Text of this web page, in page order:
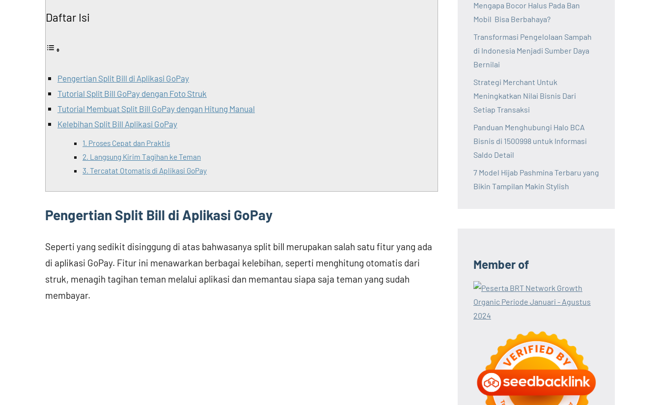
Daftar Isi
Pengertian Split Bill di Aplikasi GoPay
Tutorial Split Bill GoPay dengan Foto Struk
Tutorial Membuat Split Bill GoPay dengan Hitung Manual
Kelebihan Split Bill Aplikasi GoPay
1. Proses Cepat dan Praktis
2. Langsung Kirim Tagihan ke Teman
3. Tercatat Otomatis di Aplikasi GoPay
Pengertian Split Bill di Aplikasi GoPay
Seperti yang sedikit disinggung di atas bahwasanya split bill merupakan salah satu fitur yang ada
di aplikasi GoPay. Fitur ini menawarkan berbagai kelebihan, seperti menghitung otomatis dari
struk, menagih tagihan teman melalui aplikasi dan memantau siapa saja teman yang sudah
membayar.
Mengapa Bocor Halus Pada Ban
Mobil Bisa Berbahaya?
Transformasi Pengelolaan Sampah
di Indonesia Menjadi Sumber Daya
Bernilai
Strategi Merchant Untuk
Meningkatkan Nilai Bisnis Dari
Setiap Transaksi
Panduan Menghubungi Halo BCA
Bisnis di 1500998 untuk Informasi
Saldo Detail
7 Model Hijab Pashmina Terbaru yang
Bikin Tampilan Makin Stylish
Member of